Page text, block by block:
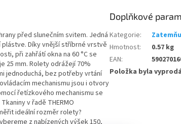
před slunečním svitem. Jedná
Díky vnější stříbrné vrstvě
při zahřátí okna na 60 °C se
25 mm. Rolety odrážejí 70%
jednoduchá, bez potřeby vrtání
mechanismu jsou i otvory
řetízkového mechanismu se
v řadě THERMO
ideální rozměr rolety?
Doplňkové
Kategorie:
Hmotnost:
0.57 kg
EAN:
Položka byla